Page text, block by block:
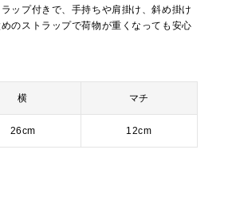
ップ付きで、手持ちや肩掛け、斜め掛け
のストラップで荷物が重くなっても安心
横 マチ
26cm 12cm